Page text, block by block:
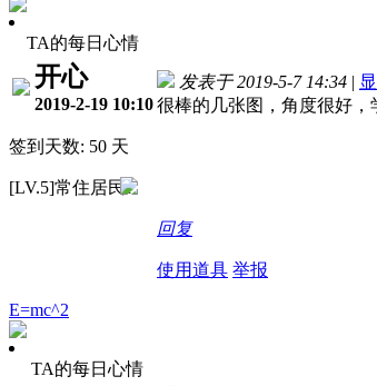
TA的每日心情
开心
2019-2-19 10:10
签到天数: 50 天
[LV.5]常住居民I
发表于 2019-5-7 14:34 |
很棒的几张图，角度很好，
回复
使用道具 举报
E=mc^2
TA的每日心情